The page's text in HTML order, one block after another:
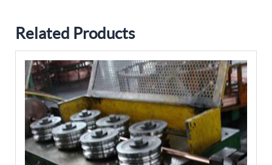
Related Products